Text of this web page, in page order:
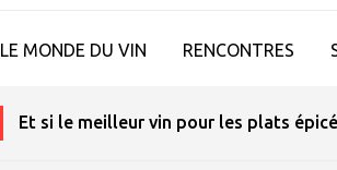
LE MONDE DU VIN RENCONTRES
Et si le meilleur vin pour les plats